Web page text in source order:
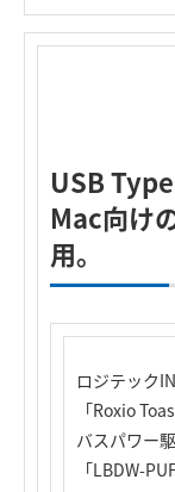
USB
Mac向け
用。
ロジテック
「Roxio
バスパワー
「LBDW-